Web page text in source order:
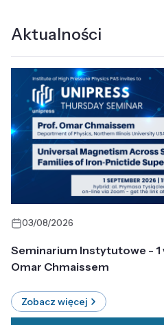
Aktualności
03/08/2026
Seminarium Instytutowe -
Omar Chmaissem
Zobacz więcej